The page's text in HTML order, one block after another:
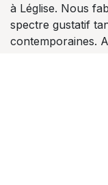
à Léglise. Nous
spectre gustatif
contemporaines.
une offre de